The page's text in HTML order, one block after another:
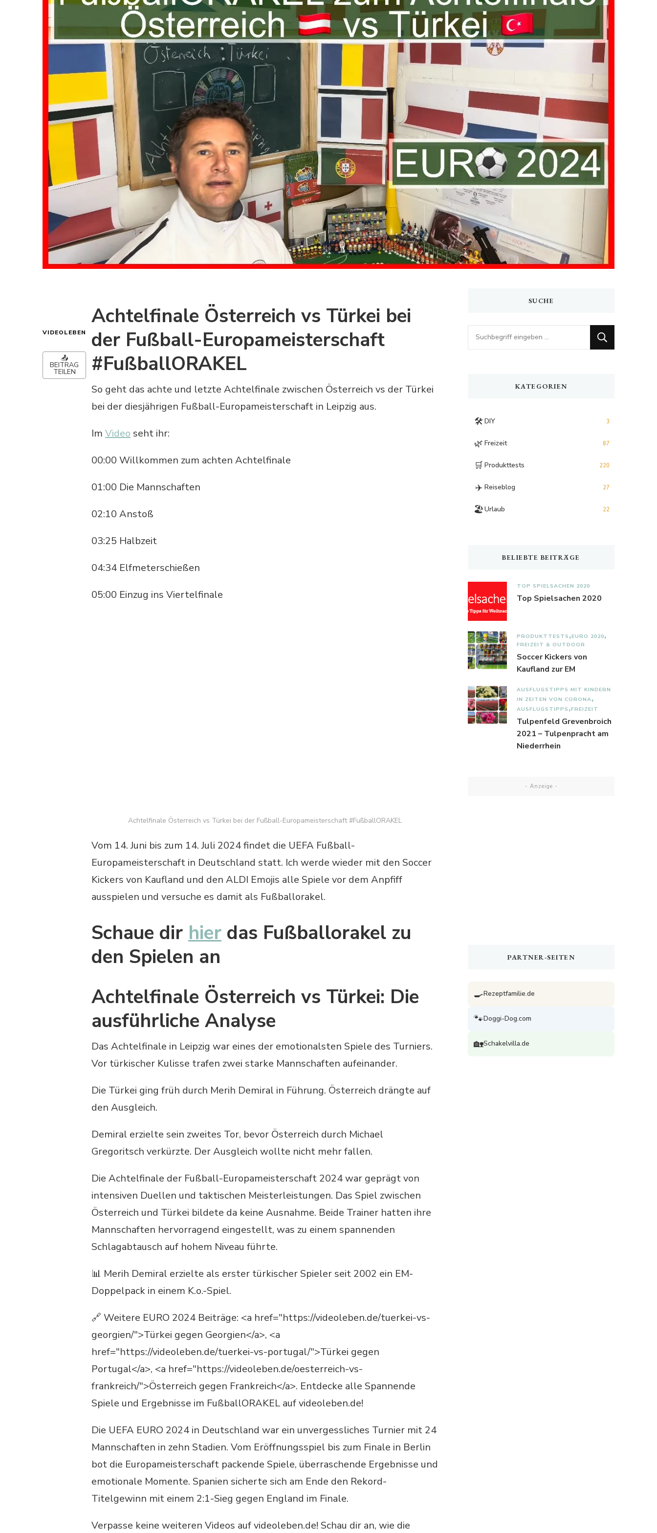
VIDEOLEBEN
📤
BEITRAG
TEILEN
Achtelfinale Österreich vs Türkei bei
der Fußball-Europameisterschaft
#FußballORAKEL
So geht das achte und letzte Achtelfinale zwischen Österreich vs der Türkei
bei der diesjährigen Fußball-Europameisterschaft in Leipzig aus.
Im Video seht ihr:
00:00 Willkommen zum achten Achtelfinale
01:00 Die Mannschaften
02:10 Anstoß
03:25 Halbzeit
04:34 Elfmeterschießen
05:00 Einzug ins Viertelfinale
Achtelfinale Österreich vs Türkei bei der Fußball-Europameisterschaft #FußballORAKEL
Vom 14. Juni bis zum 14. Juli 2024 findet die UEFA Fußball-
Europameisterschaft in Deutschland statt. Ich werde wieder mit den Soccer
Kickers von Kaufland und den ALDI Emojis alle Spiele vor dem Anpfiff
ausspielen und versuche es damit als Fußballorakel.
Schaue dir hier das Fußballorakel zu
den Spielen an
Achtelfinale Österreich vs Türkei: Die
ausführliche Analyse
Das Achtelfinale in Leipzig war eines der emotionalsten Spiele des Turniers.
Vor türkischer Kulisse trafen zwei starke Mannschaften aufeinander.
Die Türkei ging früh durch Merih Demiral in Führung. Österreich drängte auf
den Ausgleich.
Demiral erzielte sein zweites Tor, bevor Österreich durch Michael
Gregoritsch verkürzte. Der Ausgleich wollte nicht mehr fallen.
Die Achtelfinale der Fußball-Europameisterschaft 2024 war geprägt von
intensiven Duellen und taktischen Meisterleistungen. Das Spiel zwischen
Österreich und Türkei bildete da keine Ausnahme. Beide Trainer hatten ihre
Mannschaften hervorragend eingestellt, was zu einem spannenden
Schlagabtausch auf hohem Niveau führte.
📊 Merih Demiral erzielte als erster türkischer Spieler seit 2002 ein EM-
Doppelpack in einem K.o.-Spiel.
🔗 Weitere EURO 2024 Beiträge: <a href="https://videoleben.de/tuerkei-vs-
georgien/">Türkei gegen Georgien</a>, <a
href="https://videoleben.de/tuerkei-vs-portugal/">Türkei gegen
Portugal</a>, <a href="https://videoleben.de/oesterreich-vs-
frankreich/">Österreich gegen Frankreich</a>. Entdecke alle Spannende
Spiele und Ergebnisse im FußballORAKEL auf videoleben.de!
Die UEFA EURO 2024 in Deutschland war ein unvergessliches Turnier mit 24
Mannschaften in zehn Stadien. Vom Eröffnungsspiel bis zum Finale in Berlin
bot die Europameisterschaft packende Spiele, überraschende Ergebnisse und
emotionale Momente. Spanien sicherte sich am Ende den Rekord-
Titelgewinn mit einem 2:1-Sieg gegen England im Finale.
Verpasse keine weiteren Videos auf videoleben.de! Schau dir an, wie die
SUCHE
Looking
for
KATEGORIEN
🛠️ DIY 3
🌿 Freizeit 87
🛒 Produkttests 220
✈️ Reiseblog 27
🏖️Urlaub 22
BELIEBTE BEITRÄGE
TOP SPIELSACHEN 2020
Top Spielsachen 2020
PRODUKTTESTS EURO 2020
FREIZEIT & OUTDOOR
Soccer Kickers von
Kaufland zur EM
AUSFLUGSTIPPS MIT KINDERN
IN ZEITEN VON CORONA
AUSFLUGSTIPPS FREIZEIT
Tulpenfeld Grevenbroich
2021 – Tulpenpracht am
Niederrhein
- Anzeige -
PARTNER-SEITEN
🍳Rezeptfamilie.de
🐾Doggi-Dog.com
🏡Schakelvilla.de